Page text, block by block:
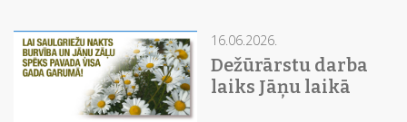
16.06.2026.
Dežūrārstu darba
laiks Jāņu laikā